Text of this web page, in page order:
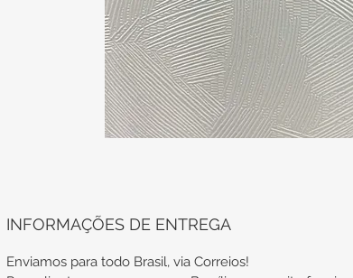
INFORMAÇÕES DE ENTREGA
Enviamos para todo Brasil, via Correios!